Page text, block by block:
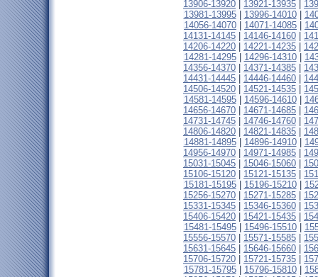
13906-13920
13921-13935
13981-13995| 13996-14010|
14056-14070
14071-14085
14131-14145
14146-14160
14206-14220
14221-14235
14281-14295| 14296-14310|
14356-14370
14371-14385
14431-14445
14446-14460
14506-14520
14521-14535
14581-14595| 14596-14610|
14656-14670
14671-14685
14731-14745
14746-14760
14806-14820
14821-14835
14881-14895| 14896-14910|
14956-14970
14971-14985
15031-15045
15046-15060
15106-15120
15121-15135
15181-15195| 15196-15210|
15256-15270
15271-15285
15331-15345
15346-15360
15406-15420
15421-15435
15481-15495| 15496-15510|
15556-15570
15571-15585
15631-15645
15646-15660
15706-15720
15721-15735
15781-15795| 15796-15810|